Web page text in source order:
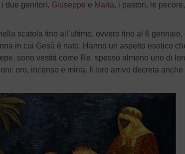
i due genitori, Giuseppe e Maria, i pastori, le pecore,
scatola fino all’ultimo, ovvero fino al 6 gennaio,
in cui Gesù è nato. Hanno un aspetto esotico
sono vestiti come Re, spesso almeno uno di
oro, incenso e mirra. Il loro arrivo decreta